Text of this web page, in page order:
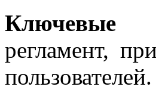
Ключевые
регламент,
пользователей.